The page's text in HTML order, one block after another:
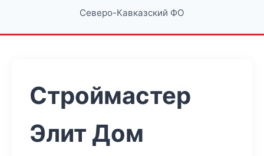
Северо-Кавказский ФО
Строймастер
Элит Дом